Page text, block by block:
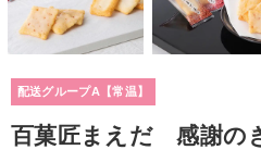
配送グループA【常温】
百菓匠まえだ 感謝の